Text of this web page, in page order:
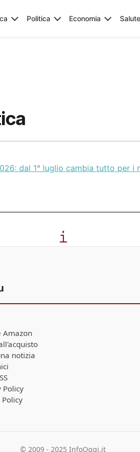
Politica Economia Salute
dal 1° luglio cambia tutto per i
Amazon
notizia
Policy
Policy
© 2009 - 2025 InfoOggi.it